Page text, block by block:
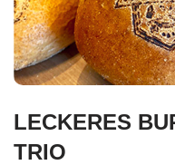
LECKERES
TRIO